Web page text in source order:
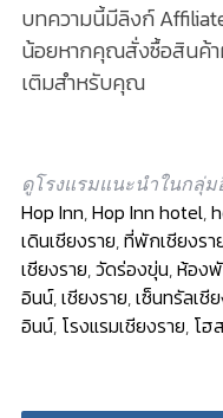
บทความนี้มีลิงก์
น้อยหากคุณสั่งซื้อสินค้า
เติมสำหรับคุณ
ดูโรงแรมแนะนำในกลุ่ม
Hop Inn,Hop Inn hotel,
เดินเชียงราย,ที่พักเชียงรา
เชียงราย,วัดร่องขุ่น,ห้อง
อินน์,เชียงราย,เซ็นทรัลเชี
อินน์, โรงแรมเชียงราย, โฮ